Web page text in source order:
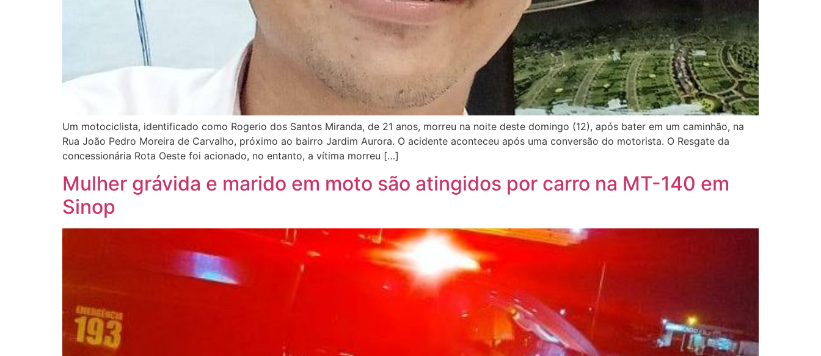
Um motociclista, identificado como Rogerio dos Santos Miranda, de 21 anos, morreu na noite deste domingo (12), após bater em um caminhão, na
Rua João Pedro Moreira de Carvalho, próximo ao bairro Jardim Aurora. O acidente aconteceu após uma conversão do motorista. O Resgate da
concessionária Rota Oeste foi acionado, no entanto, a vítima morreu […]
Mulher grávida e marido em moto são atingidos por carro na MT-140 em
Sinop